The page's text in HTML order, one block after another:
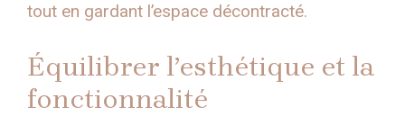
tout en gardant l’espace décontracté.
Équilibrer l’esthétique et la
fonctionnalité